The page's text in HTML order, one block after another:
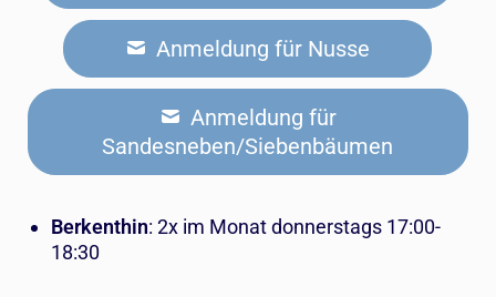
Anmeldung für Nusse
Anmeldung für
Sandesneben/Siebenbäumen
Berkenthin: 2x im Monat donnerstags 17:00-
18:30